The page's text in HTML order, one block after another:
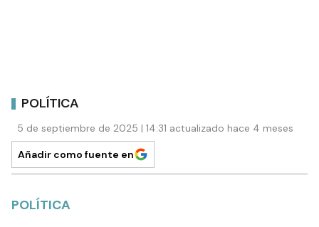
POLÍTICA
5 de septiembre de 2025 | 14:31 actualizado hace 4 meses
Añadir como fuente en
POLÍTICA